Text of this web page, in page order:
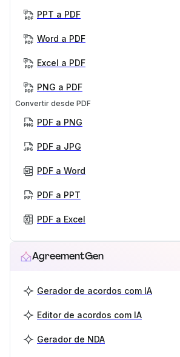
PPT a PDF
Word a PDF
Excel a PDF
PNG a PDF
Convertir desde PDF
PDF a PNG
PDF a JPG
PDF a Word
PDF a PPT
PDF a Excel
AgreementGen
Gerador de acordos com IA
Editor de acordos com IA
Gerador de NDA